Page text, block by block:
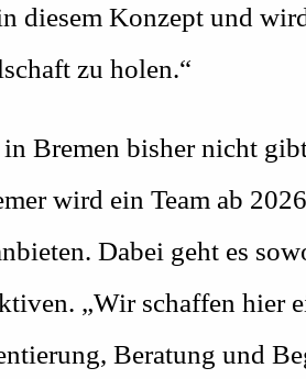
diesem Konzept und
zu holen.“
Bremen bisher nicht
wird ein Team ab
Dabei geht es
„Wir schaffen hier
Beratung und